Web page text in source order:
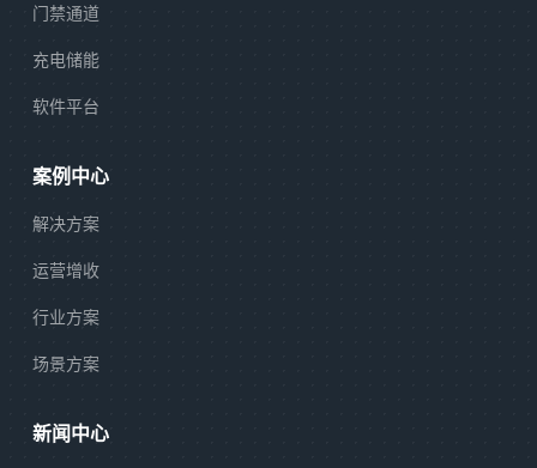
门禁通道
充电储能
软件平台
案例中心
解决方案
运营增收
行业方案
场景方案
新闻中心